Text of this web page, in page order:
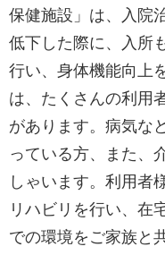
保健施設」は、入院
低下した際に、入所
行い、身体機能向上
は、たくさんの利用
があります。病気な
っている方、また、
しゃいます。利用者
リハビリを行い、在
での環境をご家族と